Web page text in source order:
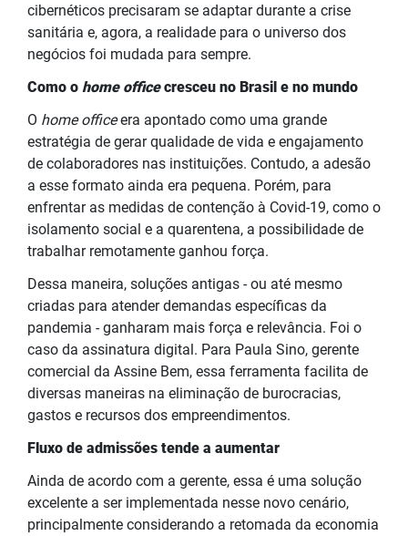
cibernéticos precisaram se adaptar durante a crise
sanitária e, agora, a realidade para o universo dos
negócios foi mudada para sempre.
Como o home officecresceu no Brasil e no mundo
O home officeera apontado como uma grande
estratégia de gerar qualidade de vida e engajamento
de colaboradores nas instituições. Contudo, a adesão
a esse formato ainda era pequena. Porém, para
enfrentar as medidas de contenção à Covid-19, como o
isolamento social e a quarentena, a possibilidade de
trabalhar remotamente ganhou força.
Dessa maneira, soluções antigas - ou até mesmo
criadas para atender demandas específicas da
pandemia - ganharam mais força e relevância. Foi o
caso da assinatura digital. Para Paula Sino, gerente
comercial da Assine Bem, essa ferramenta facilita de
diversas maneiras na eliminação de burocracias,
gastos e recursos dos empreendimentos.
Fluxo de admissões tende a aumentar
Ainda de acordo com a gerente, essa é uma solução
excelente a ser implementada nesse novo cenário,
principalmente considerando a retomada da economia